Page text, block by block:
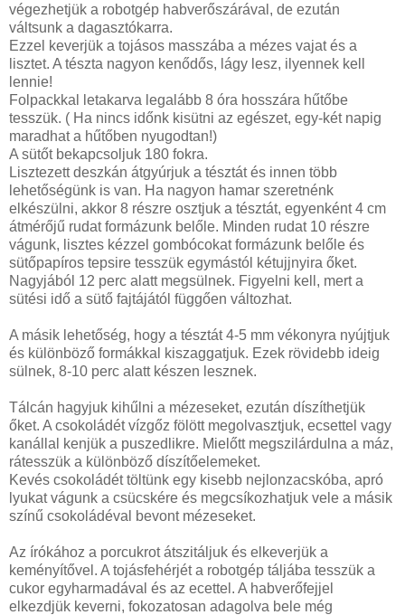
végezhetjük a robotgép habverőszárával, de ezután
váltsunk a dagasztókarra.
Ezzel keverjük a tojásos masszába a mézes vajat és a
lisztet. A tészta nagyon kenődős, lágy lesz, ilyennek kell
lennie!
Folpackkal letakarva legalább 8 óra hosszára hűtőbe
tesszük. ( Ha nincs időnk kisütni az egészet, egy-két napig
maradhat a hűtőben nyugodtan!)
A sütőt bekapcsoljuk 180 fokra.
Lisztezett deszkán átgyúrjuk a tésztát és innen több
lehetőségünk is van. Ha nagyon hamar szeretnénk
elkészülni, akkor 8 részre osztjuk a tésztát, egyenként 4 cm
átmérőjű rudat formázunk belőle. Minden rudat 10 részre
vágunk, lisztes kézzel gombócokat formázunk belőle és
sütőpapíros tepsire tesszük egymástól kétujjnyira őket.
Nagyjából 12 perc alatt megsülnek. Figyelni kell, mert a
sütési idő a sütő fajtájától függően változhat.
A másik lehetőség, hogy a tésztát 4-5 mm vékonyra nyújtjuk
és különböző formákkal kiszaggatjuk. Ezek rövidebb ideig
sülnek, 8-10 perc alatt készen lesznek.
Tálcán hagyjuk kihűlni a mézeseket, ezután díszíthetjük
őket. A csokoládét vízgőz fölött megolvasztjuk, ecsettel vagy
kanállal kenjük a puszedlikre. Mielőtt megszilárdulna a máz,
rátesszük a különböző díszítőelemeket.
Kevés csokoládét töltünk egy kisebb nejlonzacskóba, apró
lyukat vágunk a csücskére és megcsíkozhatjuk vele a másik
színű csokoládéval bevont mézeseket.
Az írókához a porcukrot átszitáljuk és elkeverjük a
keményítővel. A tojásfehérjét a robotgép táljába tesszük a
cukor egyharmadával és az ecettel. A habverőfejjel
elkezdjük keverni, fokozatosan adagolva bele még